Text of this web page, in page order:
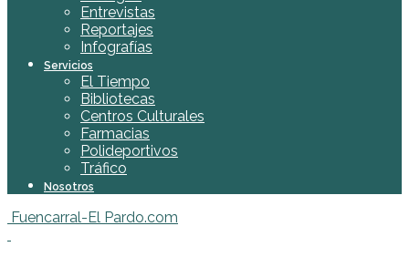
Entrevistas
Reportajes
Infografías
Servicios
El Tiempo
Bibliotecas
Centros Culturales
Farmacias
Polideportivos
Tráfico
Nosotros
Fuencarral-El Pardo.com